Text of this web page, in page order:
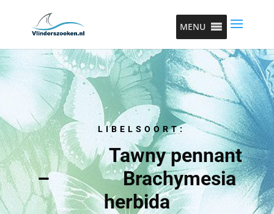
MENU
LIBELSOORT:
Tawny pennant
– Brachymesia
herbida